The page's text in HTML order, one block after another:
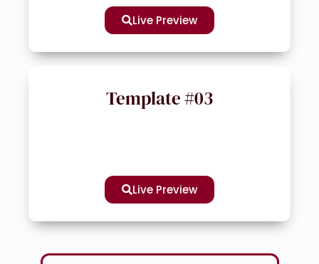
Live Preview
Template #03
Live Preview